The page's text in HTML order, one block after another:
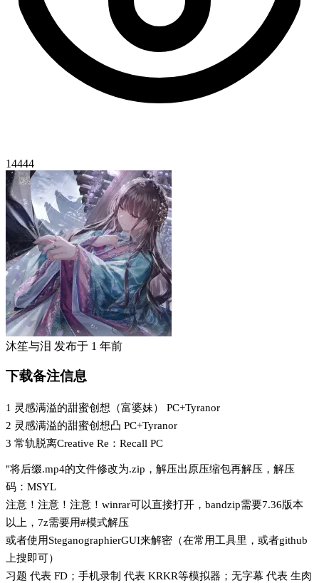
14444
沐笙与泪 发布于 1 年前
下载备注信息
1 灵感满溢的甜蜜创想（富婆妹） PC+Tyranor
2 灵感满溢的甜蜜创想凸 PC+Tyranor
3 常轨脱离Creative Re：Recall PC
"将后缀.mp4的文件修改为.zip，解压出原压缩包再解压，解压
码：MSYL
注意！注意！注意！winrar可以直接打开，bandzip需要7.36版本
以上，7z需要用#模式解压
或者使用SteganographierGUI来解密（在常用工具里，或者github
上搜即可）
习题 代表 FD；手机录制 代表 KRKR等模拟器；无字幕 代表 生肉